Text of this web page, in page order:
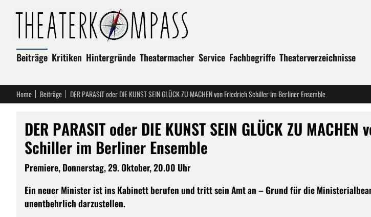
Beiträge Kritiken Hintergründe Theatermacher Service Fachbegriffe Theaterverzeichnisse
Home Beiträge DER PARASIT oder DIE KUNST SEIN GLÜCK ZU MACHEN von Friedrich Schiller im Berliner Ensemble
DER PARASIT oder DIE KUNST SEIN GLÜCK ZU
Schiller im Berliner Ensemble
Premiere, Donnerstag, 29. Oktober, 20.00 Uhr
Ein neuer Minister ist ins Kabinett berufen und tritt sein Amt an – Grund für die
unentbehrlich darzustellen.